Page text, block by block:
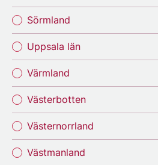
Sörmland
Uppsala län
Värmland
Västerbotten
Västernorrland
Västmanland